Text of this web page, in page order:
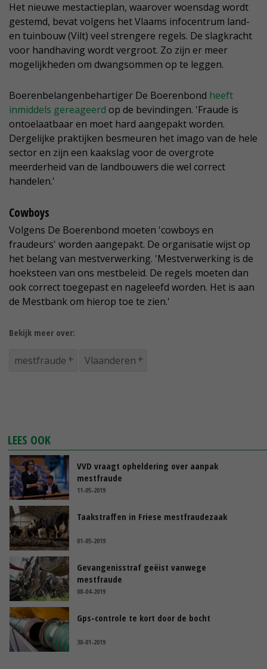
Het nieuwe mestactieplan, waarover woensdag wordt
gestemd, bevat volgens het Vlaams infocentrum land-
en tuinbouw (Vilt) veel strengere regels. De slagkracht
voor handhaving wordt vergroot. Zo zijn er meer
mogelijkheden om dwangsommen op te leggen.
Boerenbelangenbehartiger De Boerenbond heeft
inmiddels gereageerd op de bevindingen. 'Fraude is
ontoelaatbaar en moet hard aangepakt worden.
Dergelijke praktijken besmeuren het imago van de hele
sector en zijn een kaakslag voor de overgrote
meerderheid van de landbouwers die wel correct
handelen.'
Cowboys
Volgens De Boerenbond moeten 'cowboys en
fraudeurs' worden aangepakt. De organisatie wijst op
het belang van mestverwerking. 'Mestverwerking is de
hoeksteen van ons mestbeleid. De regels moeten dan
ook correct toegepast en nageleefd worden. Het is aan
de Mestbank om hierop toe te zien.'
Bekijk meer over:
mestfraude Vlaanderen
LEES OOK
VVD vraagt opheldering over aanpak
mestfraude
11-05-2019
Taakstraffen in Friese mestfraudezaak
01-05-2019
Gevangenisstraf geëist vanwege
mestfraude
08-04-2019
Gps-controle te kort door de bocht
30-01-2019